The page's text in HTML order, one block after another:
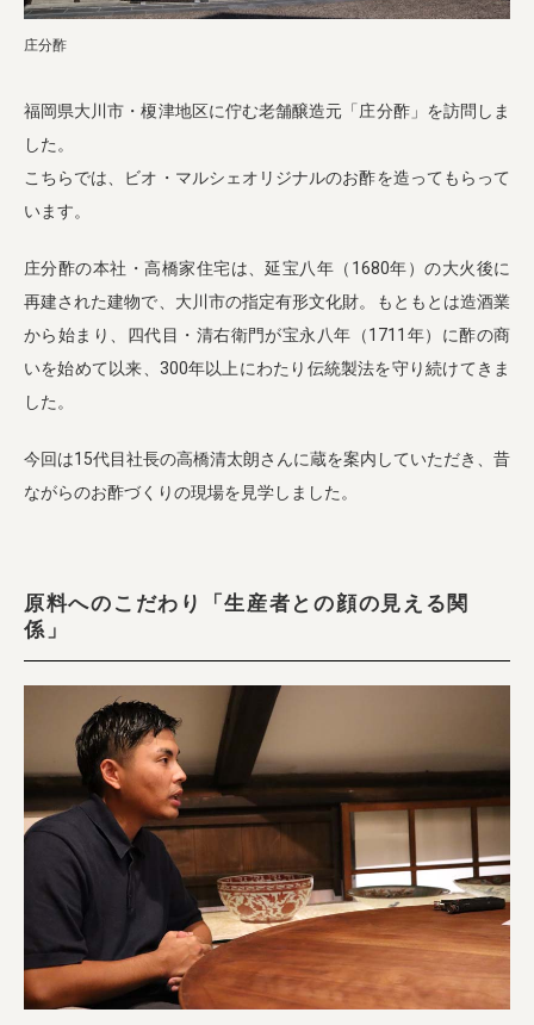
庄分酢
福岡県大川市・榎津地区に佇む老舗醸造元「庄分酢」を訪問しま
した。
こちらでは、ビオ・マルシェオリジナルのお酢を造ってもらって
います。
庄分酢の本社・高橋家住宅は、延宝八年（1680年）の大火後に
再建された建物で、大川市の指定有形文化財。もともとは造酒業
から始まり、四代目・清右衛門が宝永八年（1711年）に酢の商
いを始めて以来、300年以上にわたり伝統製法を守り続けてきま
した。
今回は15代目社長の高橋清太朗さんに蔵を案内していただき、昔
ながらのお酢づくりの現場を見学しました。
原料へのこだわり「生産者との顔の見える関
係」